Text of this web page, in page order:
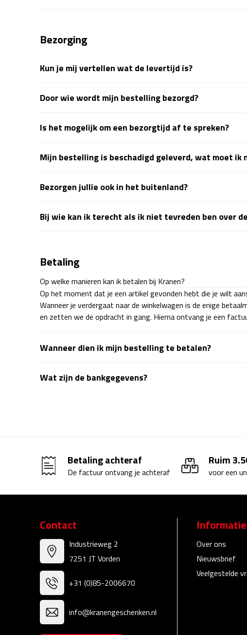
Bezorging
Kun je mij vertellen wat de levertijd is?
Door wie wordt mijn bestelling bezorgd?
Is het mogelijk om een bezorgtijd af te spreken?
Mijn bestelling is beschadigd geleverd, wat moet ik
Bezorgen jullie ook in het buitenland?
Bij wie kan ik terecht als ik niet tevreden ben over
Betaling
Op welke manieren kan ik betalen bij Kranen?
Op het moment dat je een artikel gevonden hebt die je wilt
Wanneer je verdergaat naar de winkelwagen is de enige
en zetten we de opdracht in gang. Hierna ontvang je een
Wanneer dien ik mijn bestelling te betalen?
Wat zijn de bankgegevens?
Betaling achteraf
De factuur ontvang je achteraf
Ruim
voor een
Contact
Industrieweg 2
7251 JT Vorden
+31 (0)85-2006670
info@kranengeschenken.nl
Informatie
Over ons
Nieuwsbrief
Veelgestelde